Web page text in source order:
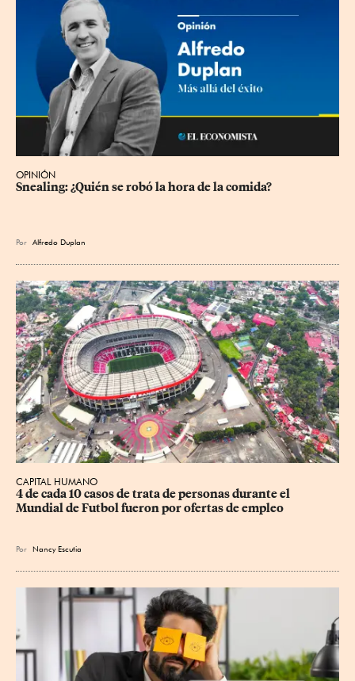
OPINIÓN
Snealing: ¿Quién se robó la hora de la comida?
Por Alfredo Duplan
CAPITAL HUMANO
4 de cada 10 casos de trata de personas durante el
Mundial de Futbol fueron por ofertas de empleo
Por Nancy Escutia